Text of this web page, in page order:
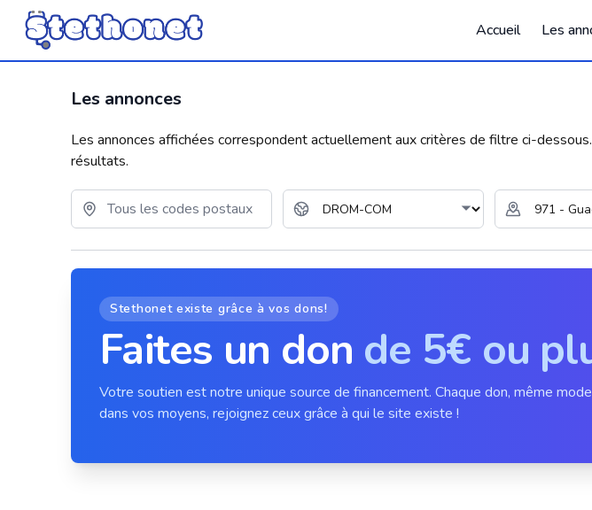
Accueil Les
Les annonces
Les annonces affichées correspondent actuellement aux critères de filtre ci-
résultats.
Stethonet existe grâce à vos dons!
Faites un don de 5€ ou
Votre soutien est notre unique source de financement. Chaque don, même
dans vos moyens, rejoignez ceux grâce à qui le site existe !